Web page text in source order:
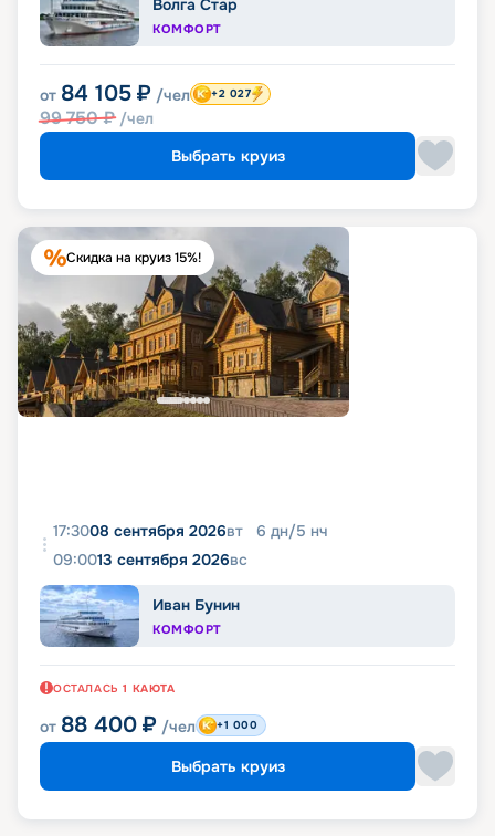
Волга Стар
КОМФОРТ
от 84 105 ₽ /чел
99 750₽ /чел
+2 027
Выбрать круиз
Скидка на круиз 15%!
17:3008 сентября 2026вт 6 дн/5 нч
09:0013 сентября 2026вс
Иван Бунин
КОМФОРТ
ОСТАЛАСЬ 1 КАЮТА
от 88 400 ₽ /чел +1 000
Выбрать круиз